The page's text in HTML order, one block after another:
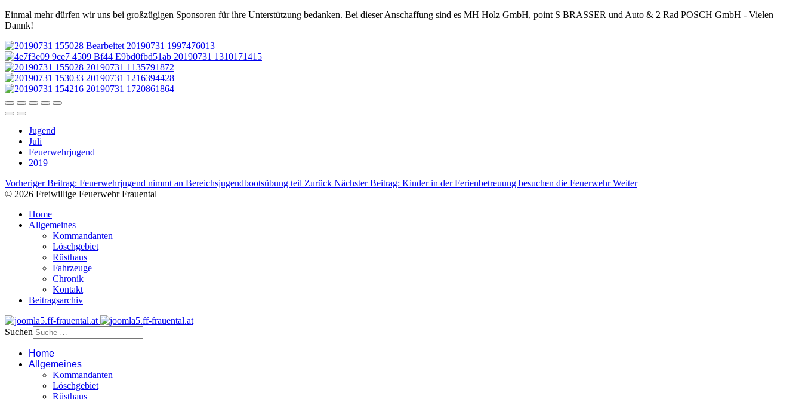
Einmal mehr dürfen wir uns bei großzügigen Sponsoren für ihre Unterstützung bedanken. Bei dieser Anschaffung sind es MH Holz GmbH, point S BRASSER und Auto & 2 Rad POSCH GmbH - Vielen
Dannk!
Jugend
Juli
Feuerwehrjugend
2019
Vorheriger Beitrag: Feuerwehrjugend nimmt an Bereichsjugendbootsübung teil Zurück Nächster Beitrag: Kinder in der Ferienbetreuung besuchen die FeuerwehrWeiter
© 2026 Freiwillige Feuerwehr Frauental
Home
Allgemeines
Kommandanten
Löschgebiet
Rüsthaus
Fahrzeuge
Chronik
Kontakt
Beitragsarchiv
Suchen
Home
Allgemeines
Kommandanten
Löschgebiet
Rüsthaus